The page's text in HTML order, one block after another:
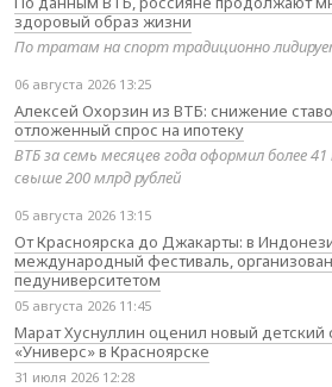
здоровый образ жизни
По тратам на спорт традиционно
06 августа 2026 13:25
Алексей Охорзин из ВТБ: снижение
отложенный спрос на ипотеку
ВТБ за семь месяцев года оформил более
свыше 200 млрд рублей
05 августа 2026 13:15
От Красноярска до Джакарты: в
международный фестиваль,
педуниверситетом
05 августа 2026 11:45
Марат Хуснуллин оценил новый
«Универс» в Красноярске
31 июля 2026 12:28